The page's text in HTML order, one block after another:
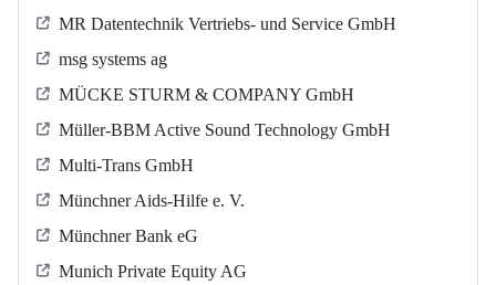
MR Datentechnik Vertriebs- und Service GmbH
msg systems ag
MÜCKE STURM & COMPANY GmbH
Müller-BBM Active Sound Technology GmbH
Multi-Trans GmbH
Münchner Aids-Hilfe e. V.
Münchner Bank eG
Munich Private Equity AG